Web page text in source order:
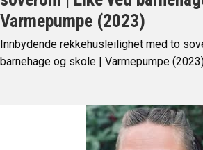
Varmepumpe (2023)
Innbydende rekkehusleilighet med to
barnehage og skole | Varmepumpe